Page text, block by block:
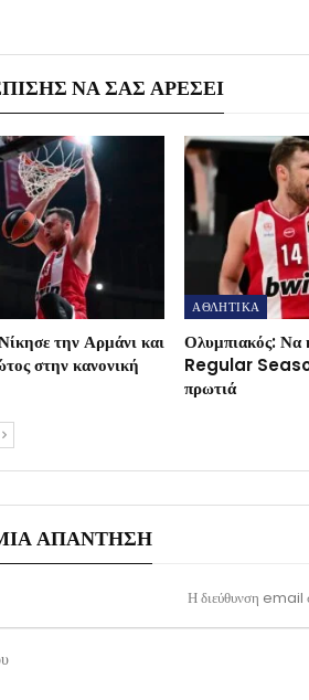
ΝΑ ΣΑΣ ΑΡΈΣΕΙ
την Αρμάνι και
στην κανονική
ΑΘΛΗΤΙΚΑ
Ολυμπιακός: Να
Regular
πρωτιά
ΑΠΆΝΤΗΣΗ
Η διεύθυνση email